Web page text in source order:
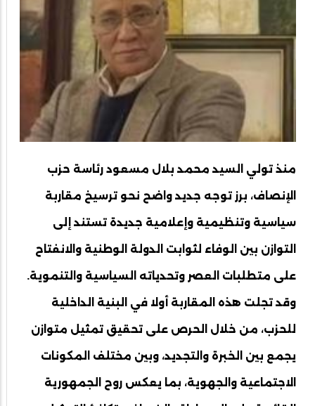
منذ تولي السيد محمد بلال مسعود رئاسة حزب
الإنصاف، برز توجه جديد واضح نحو ترسيخ مقاربة
سياسية وتنظيمية وإعلامية جديدة تستند إلى
التوازن بين الوفاء لثوابت الدولة الوطنية والانفتاح
على متطلبات العصر وتحدياته السياسية والتنموية.
وقد تجلت هذه المقاربة أولا في البنية الداخلية
للحزب، من خلال الحرص على تحقيق تمثيل متوازن
يجمع بين الخبرة والتجديد، وبين مختلف المكونات
الاجتماعية والجهوية، بما يعكس روح الجمهورية